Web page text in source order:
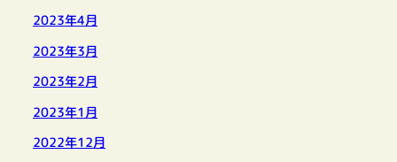
2023年4月
2023年3月
2023年2月
2023年1月
2022年12月